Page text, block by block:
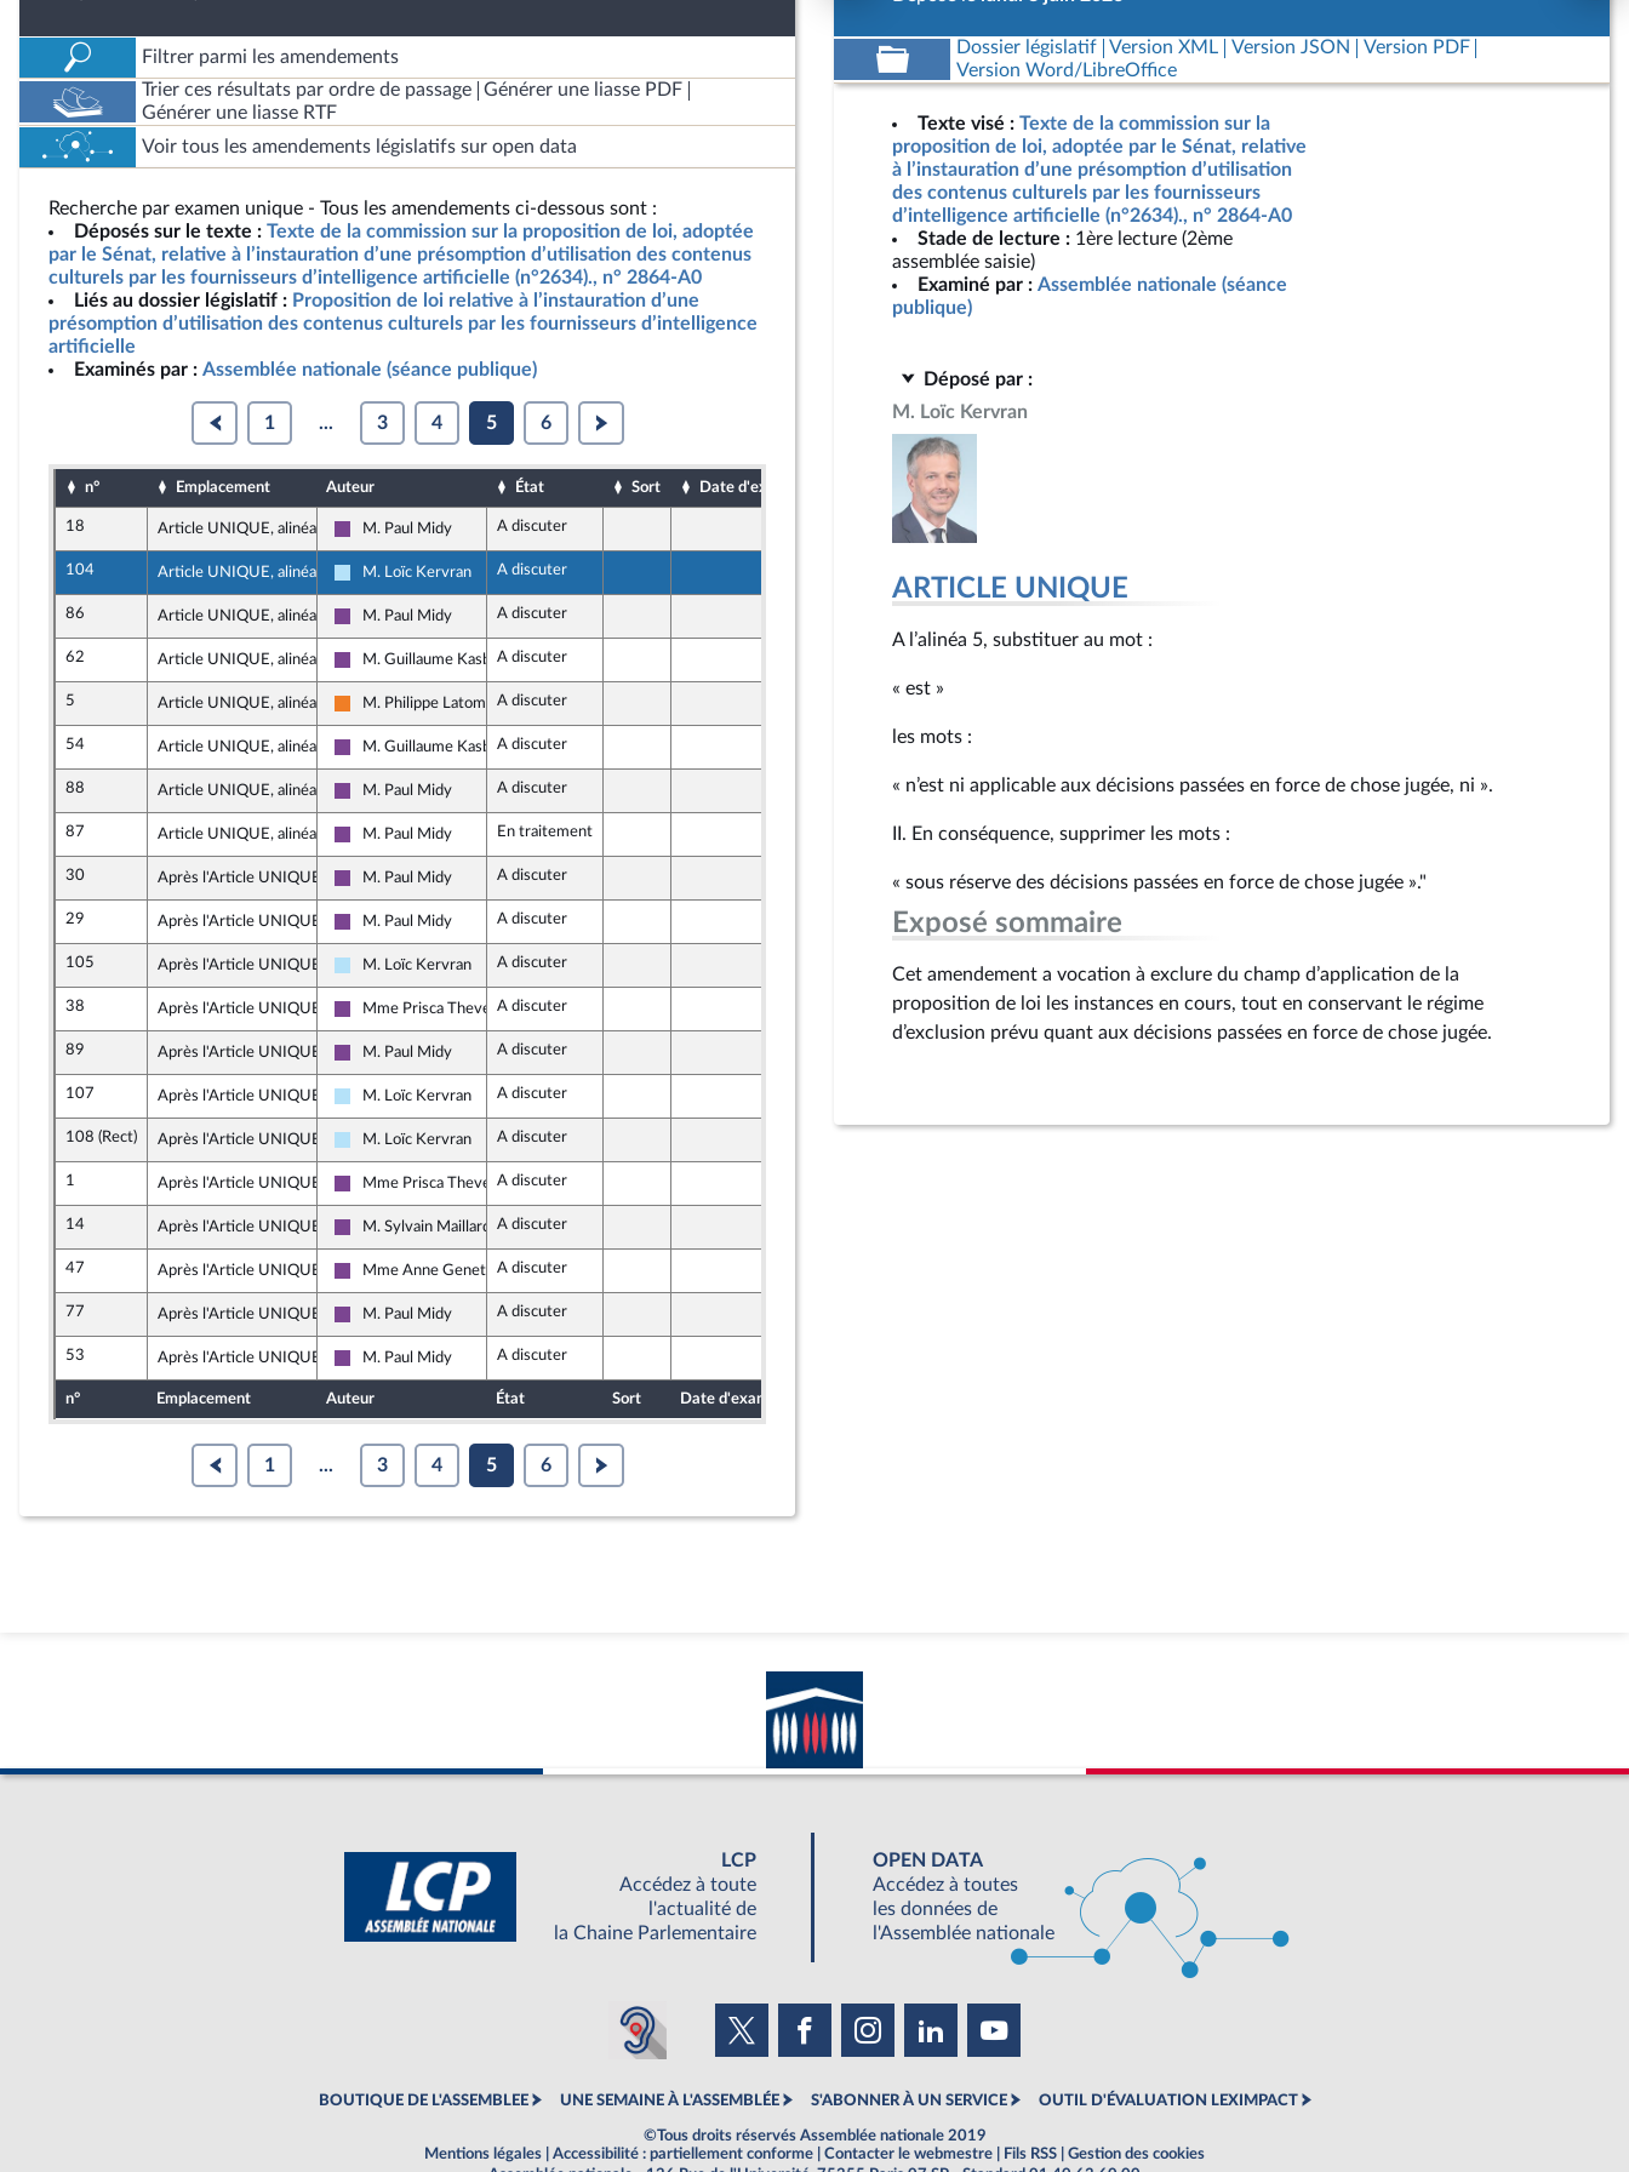
Filtrer parmi les amendements
Trier ces résultats par ordre de passage
Générer une liasse PDF
Générer une liasse RTF
Voir tous les amendements législatifs sur open data
Recherche par examen unique - Tous les amendements ci-dessous sont :
Déposés sur le texte : Texte de la commission sur la proposition de loi, adoptée
par le Sénat, relative à l’instauration d’une présomption d’utilisation des contenus
culturels par les fournisseurs d’intelligence artificielle (n°2634)., n° 2864-A0
Liés au dossier législatif : Proposition de loi relative à l’instauration d’une
présomption d’utilisation des contenus culturels par les fournisseurs d’intelligence
artificielle
Examinés par : Assemblée nationale (séance publique)
1 ... 3 4 5 6
n° Emplacement Auteur État Sort Date d'examen Date de dépôt
18 Article UNIQUE, alinéa 5
Ensemble pour la République
M. Paul Midy A discuter 4 juin 2026
104 Article UNIQUE, alinéa 5
Horizons & Indépendants
M. Loïc Kervran A discuter
86 Article UNIQUE, alinéa 5
Ensemble pour la République
M. Paul Midy A discuter
62 Article UNIQUE, alinéa 5
Ensemble pour la République
M. Guillaume KasbarianA discuter
5 Article UNIQUE, alinéa 5
Les Démocrates
M. Philippe LatombeA discuter
54 Article UNIQUE, alinéa 5
Ensemble pour la République
M. Guillaume KasbarianA discuter 8 juin 2026
88 Article UNIQUE, alinéa 5
Ensemble pour la République
M. Paul Midy A discuter 8 juin 2026
87 Article UNIQUE, alinéa 5
Ensemble pour la République
M. Paul Midy En traitement 8 juin 2026
30 Après l'Article UNIQUE
Ensemble pour la République
M. Paul Midy A discuter
29 Après l'Article UNIQUE
Ensemble pour la République
M. Paul Midy A discuter 5 juin 2026
105 Après l'Article UNIQUE
Horizons & Indépendants
M. Loïc Kervran A discuter
38 Après l'Article UNIQUE
Ensemble pour la République
Mme Prisca ThevenotA discuter 8 juin 2026
89 Après l'Article UNIQUE
Ensemble pour la République
M. Paul Midy A discuter
107 Après l'Article UNIQUE
Horizons & Indépendants
M. Loïc Kervran A discuter
108 (Rect) Après l'Article UNIQUE
Horizons & Indépendants
M. Loïc Kervran A discuter
1 Après l'Article UNIQUE
Ensemble pour la République
Mme Prisca ThevenotA discuter
14 Après l'Article UNIQUE
Ensemble pour la République
M. Sylvain Maillard A discuter
47 Après l'Article UNIQUE
Ensemble pour la République
Mme Anne GenetetA discuter
77 Après l'Article UNIQUE
Ensemble pour la République
M. Paul Midy A discuter
53 Après l'Article UNIQUE
Ensemble pour la République
M. Paul Midy A discuter
n° Emplacement Auteur État Sort Date d'examen
1 ... 3 4 5 6
Dossier législatif Version XML Version JSON
Version PDF
Version Word/LibreOffice
Texte visé : Texte de la commission sur la
proposition de loi, adoptée par le Sénat, relative
à l’instauration d’une présomption d’utilisation
des contenus culturels par les fournisseurs
d’intelligence artificielle (n°2634)., n° 2864-A0
Stade de lecture : 1ère lecture (2ème
assemblée saisie)
Examiné par : Assemblée nationale (séance
publique)
Déposé par :
M. Loïc Kervran
ARTICLE UNIQUE
A l’alinéa 5, substituer au mot :
« est »
les mots :
« n’est ni applicable aux décisions passées en force de chose jugée, ni ».
II. En conséquence, supprimer les mots :
« sous réserve des décisions passées en force de chose jugée »."
Exposé sommaire
Cet amendement a vocation à exclure du champ d’application de la
proposition de loi les instances en cours, tout en conservant le régime
d’exclusion prévu quant aux décisions passées en force de chose jugée.
LCP
Accédez à toute
l'actualité de
la Chaine Parlementaire
OPEN DATA
Accédez à toutes
les données de
l'Assemblée nationale
BOUTIQUE DE L'ASSEMBLEE UNE SEMAINE À L'ASSEMBLÉE S'ABONNER À UN SERVICE OUTIL D'ÉVALUATION LEXIMPACT
©Tous droits réservés Assemblée nationale 2019
Mentions légales
Accessibilité : partiellement conforme Contacter le webmestre Fils RSS
Gestion des cookies